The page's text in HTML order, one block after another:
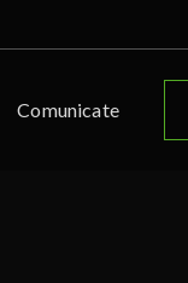
Comunicate